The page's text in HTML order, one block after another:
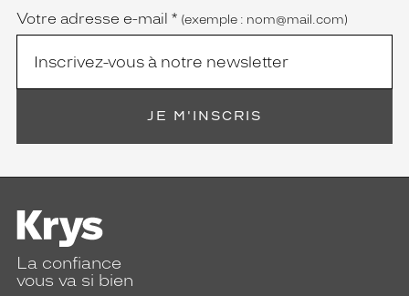
Votre adresse e-mail * (exemple : nom@mail.com)
JE M'INSCRIS
La confiance
vous va si bien